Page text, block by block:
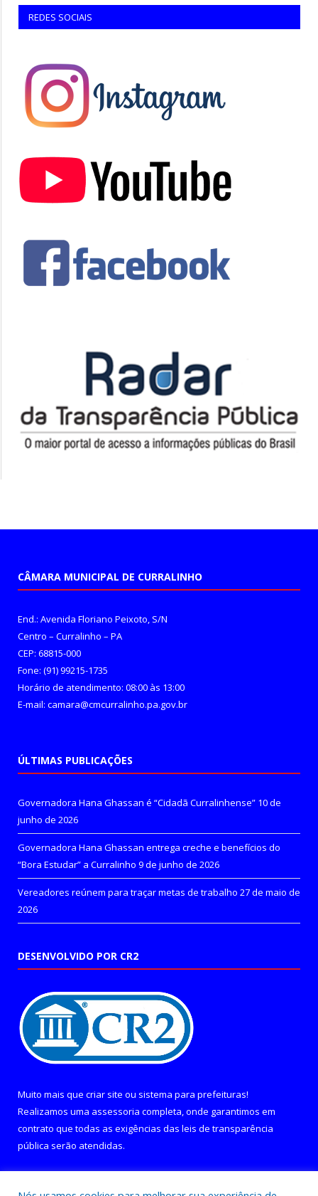
REDES SOCIAIS
CÂMARA MUNICIPAL DE CURRALINHO
End.: Avenida Floriano Peixoto, S/N
Centro – Curralinho – PA
CEP: 68815-000
Fone: (91) 99215-1735
Horário de atendimento: 08:00 às 13:00
E-mail: camara@cmcurralinho.pa.gov.br
ÚLTIMAS PUBLICAÇÕES
Governadora Hana Ghassan é “Cidadã Curralinhense” 10 de
junho de 2026
Governadora Hana Ghassan entrega creche e benefícios do
“Bora Estudar” a Curralinho 9 de junho de 2026
Vereadores reúnem para traçar metas de trabalho 27 de maio de
2026
DESENVOLVIDO POR CR2
Muito mais que criar site ou sistema para prefeituras!
Realizamos uma assessoria completa, onde garantimos em
contrato que todas as exigências das leis de transparência
pública serão atendidas.